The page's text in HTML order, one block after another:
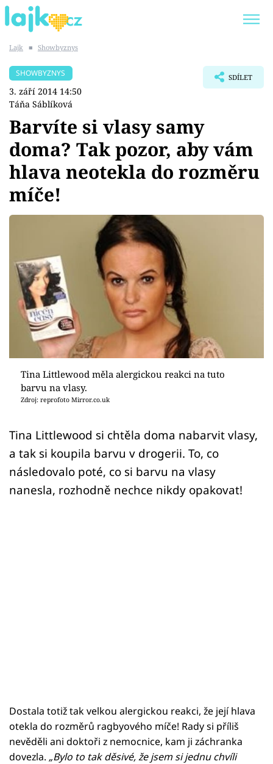
SHOPAHOLICADEL
Témata
Showbyznys
Youtubeři
Sex a vztahy
Videa
Sledujte prima+
Přihlášení
Lajk ■ Showbyznys
SHOWBYZNYS
3. září 2014 14:50
Táňa Sáblíková
SDÍLET
Barvíte si vlasy samy
doma? Tak pozor, aby vám
hlava neotekla do rozměru
míče!
Tina Littlewood měla alergickou reakci na tuto
barvu na vlasy.
Zdroj: reprofoto Mirror.co.uk
Tina Littlewood si chtěla doma nabarvit vlasy,
a tak si koupila barvu v drogerii. To, co
následovalo poté, co si barvu na vlasy
nanesla, rozhodně nechce nikdy opakovat!
Dostala totiž tak velkou alergickou reakci, že její hlava
otekla do rozměrů ragbyového míče! Rady si příliš
nevěděli ani doktoři z nemocnice, kam ji záchranka
dovezla. „Bylo to tak děsivé, že jsem si jednu chvíli